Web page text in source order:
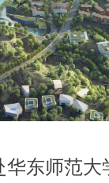
东师范大